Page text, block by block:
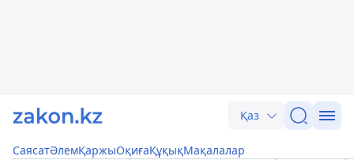
Қаз
СаясатӘлемҚаржыОқиғаҚұқықМақалалар